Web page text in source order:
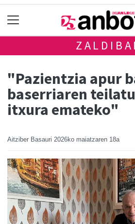
"Pazientzia apur
baserriaren
itxura emateko"
Aitziber Basauri 2026ko maiatzaren 18a